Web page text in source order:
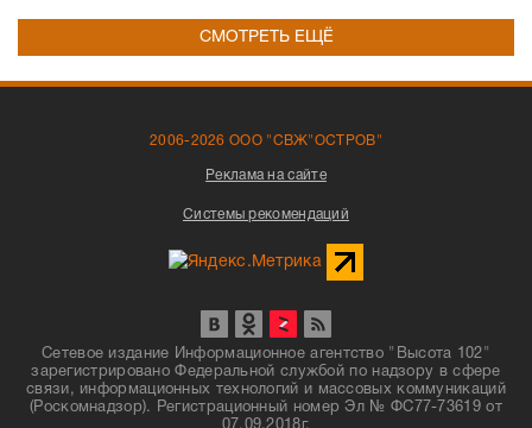
СМОТРЕТЬ ЕЩЁ
2006-2026 ООО "СВЖ"ОСТРОВ"
Реклама на сайте
Системы рекомендаций
Сетевое издание Информационное агентство "Высота 102"
зарегистрировано Федеральной службой по надзору в сфере
связи, информационных технологий и массовых коммуникаций
(Роскомнадзор). Регистрационный номер Эл № ФС77-73619 от